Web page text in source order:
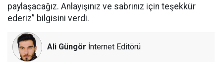
paylaşacağız. Anlayışınız ve sabrınız için teşekkür
ederiz” bilgisini verdi.
Ali Güngör İnternet Editörü